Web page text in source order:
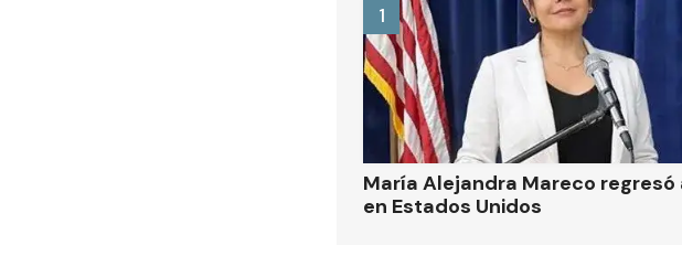
María Alejandra Mareco
en Estados Unidos
1